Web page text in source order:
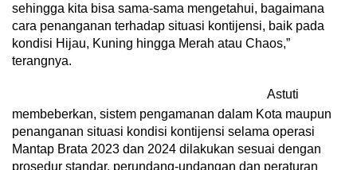
sehingga kita bisa sama-sama mengetahui, bagaimana
cara penanganan terhadap situasi kontijensi, baik pada
kondisi Hijau, Kuning hingga Merah atau Chaos,”
terangnya.
Astuti
membeberkan, sistem pengamanan dalam Kota maupun
penanganan situasi kondisi kontijensi selama operasi
Mantap Brata 2023 dan 2024 dilakukan sesuai dengan
prosedur standar, perundang-undangan dan peraturan